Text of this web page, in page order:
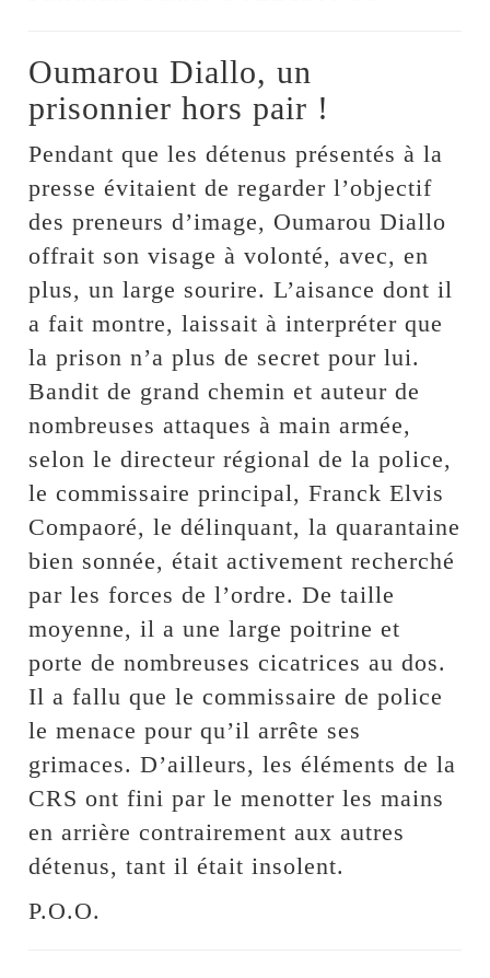
Oumarou Diallo, un
prisonnier hors pair !
Pendant que les détenus présentés à la
presse évitaient de regarder l’objectif
des preneurs d’image, Oumarou Diallo
offrait son visage à volonté, avec, en
plus, un large sourire. L’aisance dont il
a fait montre, laissait à interpréter que
la prison n’a plus de secret pour lui.
Bandit de grand chemin et auteur de
nombreuses attaques à main armée,
selon le directeur régional de la police,
le commissaire principal, Franck Elvis
Compaoré, le délinquant, la quarantaine
bien sonnée, était activement recherché
par les forces de l’ordre. De taille
moyenne, il a une large poitrine et
porte de nombreuses cicatrices au dos.
Il a fallu que le commissaire de police
le menace pour qu’il arrête ses
grimaces. D’ailleurs, les éléments de la
CRS ont fini par le menotter les mains
en arrière contrairement aux autres
détenus, tant il était insolent.
P.O.O.